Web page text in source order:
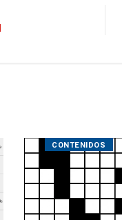
CONTENIDOS